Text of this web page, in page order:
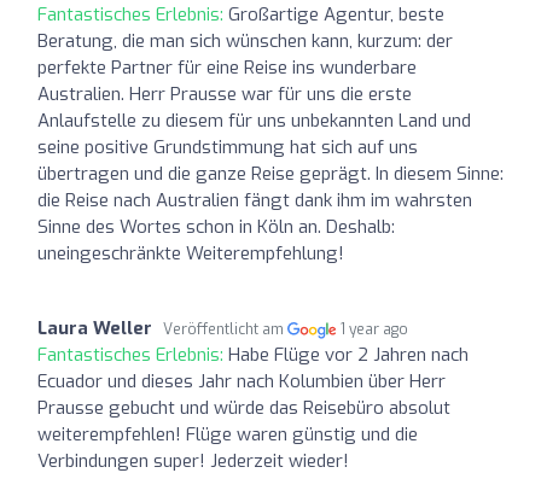
Fantastisches Erlebnis: Großartige Agentur, beste
Beratung, die man sich wünschen kann, kurzum: der
perfekte Partner für eine Reise ins wunderbare
Australien. Herr Prausse war für uns die erste
Anlaufstelle zu diesem für uns unbekannten Land und
seine positive Grundstimmung hat sich auf uns
übertragen und die ganze Reise geprägt. In diesem Sinne:
die Reise nach Australien fängt dank ihm im wahrsten
Sinne des Wortes schon in Köln an. Deshalb:
uneingeschränkte Weiterempfehlung!
Laura Weller Veröffentlicht am 1 year ago
Fantastisches Erlebnis: Habe Flüge vor 2 Jahren nach
Ecuador und dieses Jahr nach Kolumbien über Herr
Prausse gebucht und würde das Reisebüro absolut
weiterempfehlen! Flüge waren günstig und die
Verbindungen super! Jederzeit wieder!